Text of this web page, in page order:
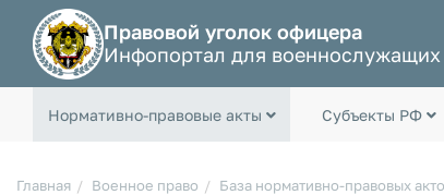
Правовой уголок офицера
Инфопортал для военнослужащих
Нормативно-правовые акты Субъекты РФ
Главная Военное право База нормативно-правовых